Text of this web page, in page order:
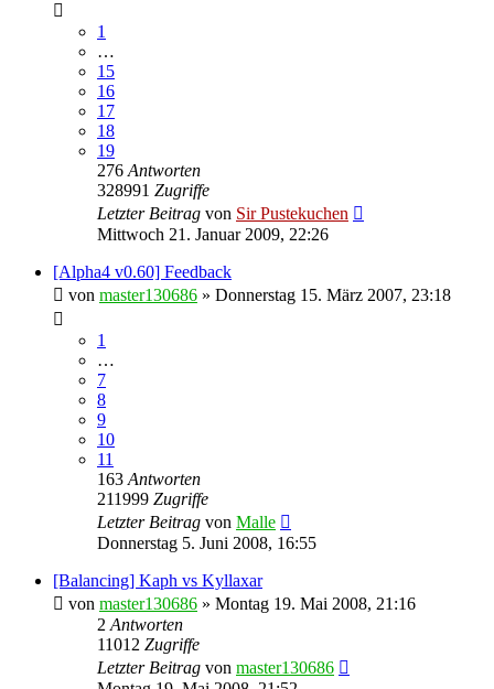
1
…
15
16
17
18
19
276 Antworten
328991 Zugriffe
Letzter Beitrag von Sir Pustekuchen
Mittwoch 21. Januar 2009, 22:26
[Alpha4 v0.60] Feedback
von master130686 » Donnerstag 15. März 2007, 23:18
1
…
7
8
9
10
11
163 Antworten
211999 Zugriffe
Letzter Beitrag von Malle
Donnerstag 5. Juni 2008, 16:55
[Balancing] Kaph vs Kyllaxar
von master130686 » Montag 19. Mai 2008, 21:16
2 Antworten
11012 Zugriffe
Letzter Beitrag von master130686